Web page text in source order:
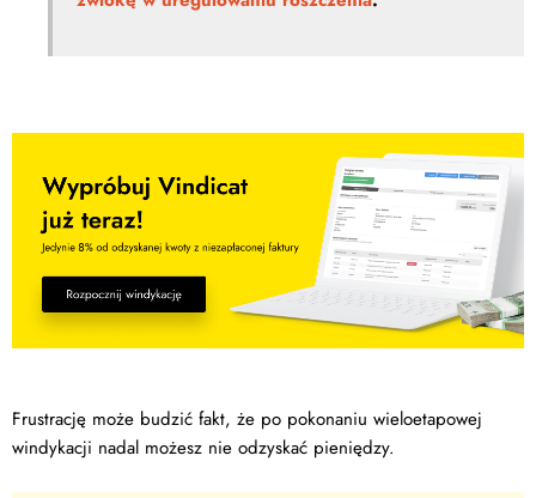
Frustrację może budzić fakt, że po pokonaniu wieloetapowej
windykacji nadal możesz nie odzyskać pieniędzy.